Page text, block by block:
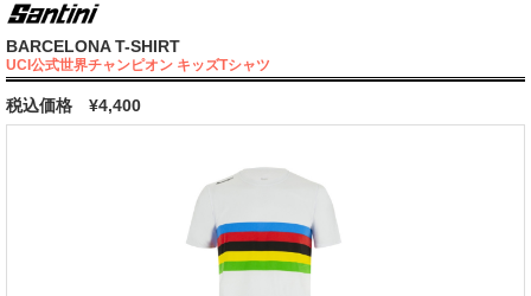
BARCELONA T-SHIRT
UCI公式世界チャンピオン キッズTシャツ
税込価格 ¥4,400